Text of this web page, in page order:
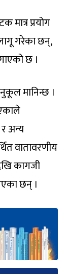
प्रयोग
गरेका छन्,
छ ।
मानिन्छ ।
अन्य
वातावरणीय
कागजी
छन् ।